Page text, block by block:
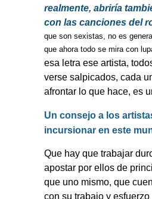
realmente, abriría
con las canciones del
que son sexistas, no es
que ahora todo se mira con
esa letra ese artista,
verse salpicados, cada
afrontar lo que hace, es
Un consejo a los
incursionar en este
Que hay que trabajar
apostar por ellos de
que uno mismo, que
con su trabajo y